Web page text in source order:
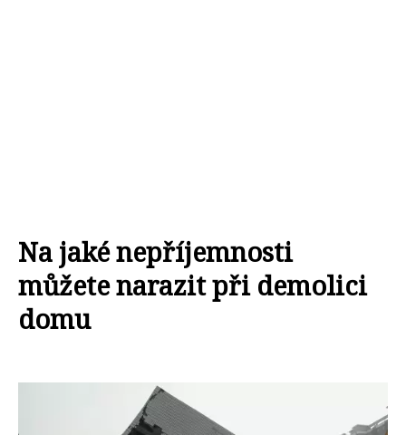
Na jaké nepříjemnosti
můžete narazit při demolici
domu